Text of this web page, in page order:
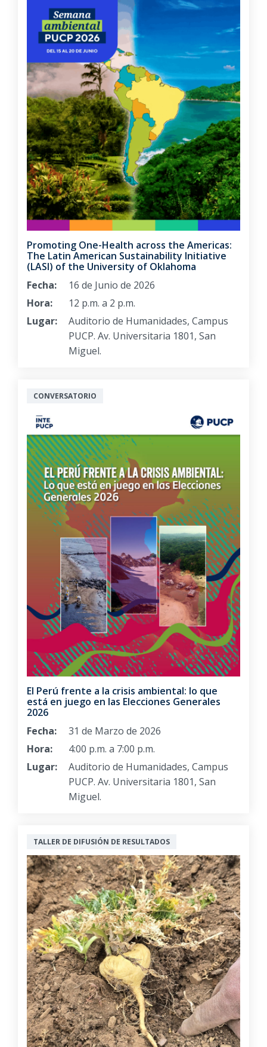
Promoting One-Health across the Americas:
The Latin American Sustainability Initiative
(LASI) of the University of Oklahoma
Fecha:
16 de Junio de 2026
Hora:
12 p.m. a 2 p.m.
Lugar:
Auditorio de Humanidades, Campus
PUCP. Av. Universitaria 1801, San
Miguel.
CONVERSATORIO
El Perú frente a la crisis ambiental: lo que
está en juego en las Elecciones Generales
2026
Fecha:
31 de Marzo de 2026
Hora:
4:00 p.m. a 7:00 p.m.
Lugar:
Auditorio de Humanidades, Campus
PUCP. Av. Universitaria 1801, San
Miguel.
TALLER DE DIFUSIÓN DE RESULTADOS